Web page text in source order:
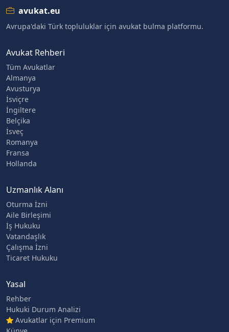
avukat.eu
Avrupa'daki Türk topluluklar için avukat bulma platformu.
Avukat Rehberi
Tüm Avukatlar
Almanya
Avusturya
İsviçre
İngiltere
Belçika
İsveç
Romanya
Fransa
Hollanda
Uzmanlık Alanı
Oturma İzni
Aile Birleşimi
İş Hukuku
Vatandaşlık
Çalışma İzni
Ticaret Hukuku
Yasal
Rehber
Hukuki Durum Analizi
Avukatlar için Premium